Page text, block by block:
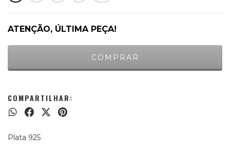
ATENÇÃO, ÚLTIMA PEÇA!
COMPARTILHAR:
Plata 925